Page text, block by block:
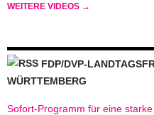
WEITERE VIDEOS →
FDP/DVP-
WÜRTTEMBERG
Sofort-Programm für eine